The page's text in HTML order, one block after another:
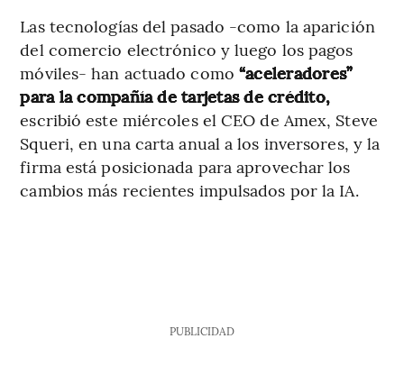
Las tecnologías del pasado -como la aparición
del comercio electrónico y luego los pagos
móviles- han actuado como “aceleradores”
para la compañía de tarjetas de crédito,
escribió este miércoles el CEO de Amex, Steve
Squeri, en una carta anual a los inversores, y la
firma está posicionada para aprovechar los
cambios más recientes impulsados por la IA.
PUBLICIDAD